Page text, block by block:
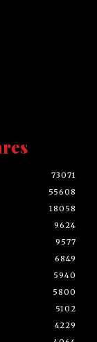
73071
55608
18058
9624
9577
6849
5940
5800
5102
4229